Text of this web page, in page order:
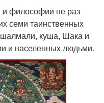
и философии не раз
семи таинственных
куша, Шака и
и населенных людьми.